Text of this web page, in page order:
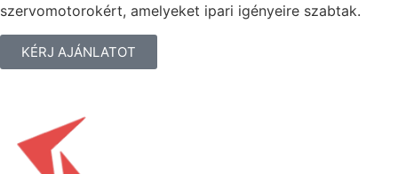
szervomotorokért, amelyeket ipari igényeire szabtak.
KÉRJ AJÁNLATOT